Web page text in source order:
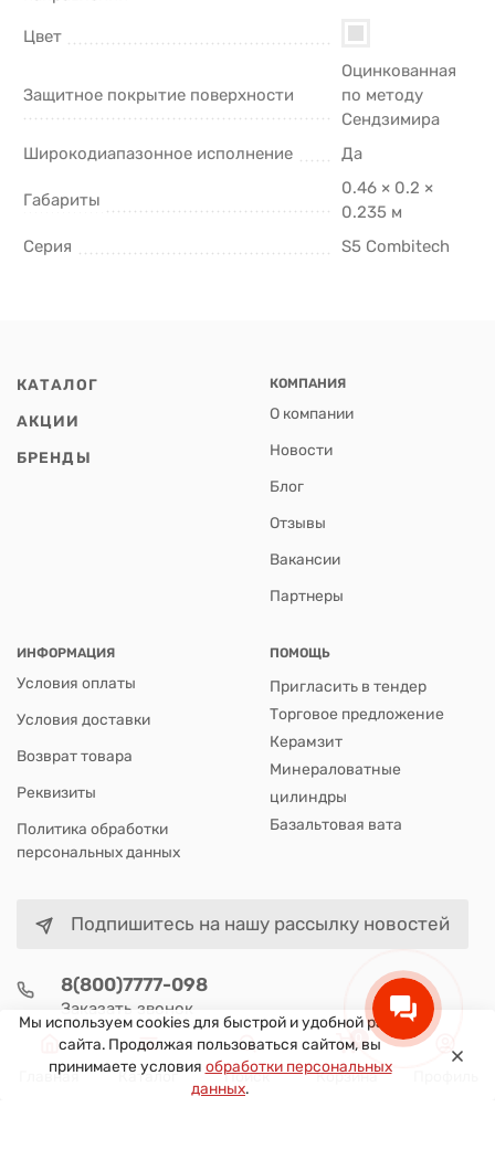
Цвет
Защитное покрытие поверхности
Оцинкованная
по методу
Сендзимира
Широкодиапазонное исполнение
Да
Габариты
0.46 × 0.2 ×
0.235 м
Серия
S5 Combitech
КАТАЛОГ
АКЦИИ
БРЕНДЫ
КОМПАНИЯ
О компании
Новости
Блог
Отзывы
Вакансии
Партнеры
ИНФОРМАЦИЯ
Условия оплаты
Условия доставки
Возврат товара
Реквизиты
Политика обработки
персональных данных
ПОМОЩЬ
Пригласить в тендер
Торговое предложение
Керамзит
Минераловатные
цилиндры
Базальтовая вата
Подпишитесь на нашу рассылку новостей
8(800)7777-098
Заказать звонок
г. Санкт-Петербург
г. Санкт-Петербург, 2-й Верхний переулок, 10
sales@tdalfa.com
Мы используем cookies для быстрой и удобной работы
сайта. Продолжая пользоваться сайтом, вы
принимаете условия обработки персональных
данных.
Главная Каталог Поиск
0
Корзина